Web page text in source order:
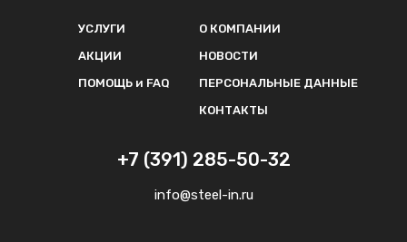
УСЛУГИ
АКЦИИ
ПОМОЩЬ и FAQ
О КОМПАНИИ
НОВОСТИ
ПЕРСОНАЛЬНЫЕ ДАННЫЕ
КОНТАКТЫ
+7 (391) 285-50-32
info@steel-in.ru